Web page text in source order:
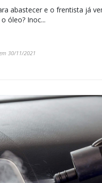
abastecer e o frentista já
óleo? Inoc...
30/11/2021